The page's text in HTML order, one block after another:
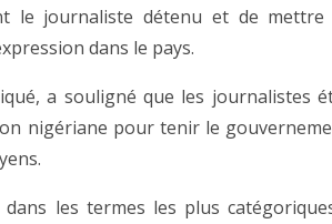
le journaliste détenu et de
dans le pays.
a souligné que les journalistes
nigériane pour tenir le
dans les termes les plus